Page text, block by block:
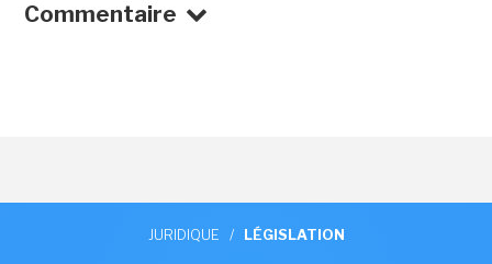
Commentaire
JURIDIQUE / LÉGISLATION